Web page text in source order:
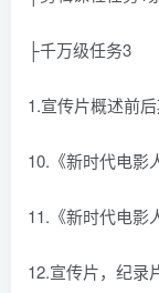
├千万级任务3
1.宣传片概述前
10.《新时代电影
11.《新时代电影
12.宣传片，纪录